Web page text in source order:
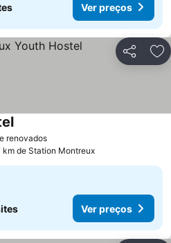
Ver preços
Partilhar
renovadosVer preços
Ver preços
km de Station Montreux
Ver preços